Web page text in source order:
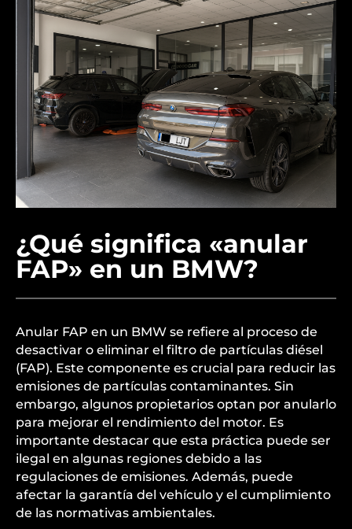
¿Qué significa «anular
FAP» en un BMW?
Anular FAP en un BMW se refiere al proceso de
desactivar o eliminar el filtro de partículas diésel
(FAP). Este componente es crucial para reducir las
emisiones de partículas contaminantes. Sin
embargo, algunos propietarios optan por anularlo
para mejorar el rendimiento del motor. Es
importante destacar que esta práctica puede ser
ilegal en algunas regiones debido a las
regulaciones de emisiones. Además, puede
afectar la garantía del vehículo y el cumplimiento
de las normativas ambientales.